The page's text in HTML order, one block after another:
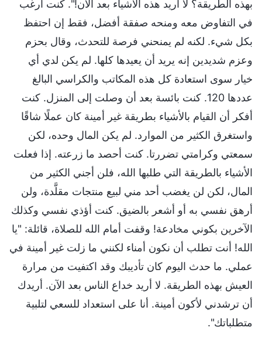
بهذه الطريقة؟ لا أريد هذه الأشياء بعد الآن!". كنت أرغب
في التفاوض معه ومنحه صفقة أفضل، فقط إن احتفظ
بكل شيء. لكنه لم يمنحني فرصة للتحدث، وقال بحزم
وعزم شديدين إنه يريد أن يعيدها كلها. لم يكن لدي أي
خيار سوى استعادة كل هذه المكاتب والكراسي البالغ
عددها 120. كنت بائسة بعد أن وصلت إلى المنزل. كنت
أفكر أن القيام بالأشياء بطريقة غير أمينة كان عملًا شاقًا
واستغرق الكثير من الموارد. لم يكن المال وحده، لكن
سمعتي وكرامتي تضررتا. كنت أحصد ما زرعته. إذا فعلت
الأشياء بالطريقة التي طلبها الله، فلن أجني الكثير من
المال، لكن لن يغضب أحد مني لبيع منتجات مقلَّدة، ولن
أرهق نفسي به أو أشعر بالضيق. كنت أؤذي نفسي وكذلك
الآخرين بكوني مخادعة! وقفت أمام الله للصلاة، قائلة: "يا
الله! أنت تطلب أن نكون أمناء لكنني ما زلت غير أمينة في
عملي. ما حدث اليوم كان تأديبك وقد اكتفيت من مرارة
العيش بهذه الطريقة. لا أريد خداع الناس بعد الآن. أريدك
أن ترشدني لأكون أمينة. أنا على استعداد للسعي لتلبية
متطلباتك".